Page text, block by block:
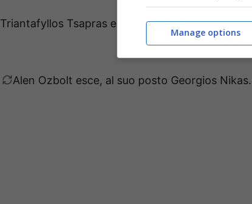
Triantafyllos Tsapras esce, al suo posto Georgios
Manthatis.
Alen Ozbolt esce, al suo posto Georgios Nikas.
Manage options